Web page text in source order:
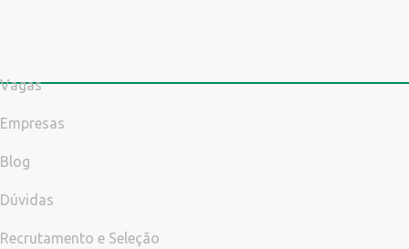
Vagas
Empresas
Blog
Dúvidas
Recrutamento e Seleção